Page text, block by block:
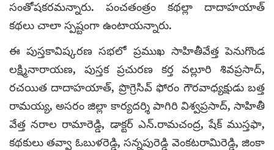
సంతోషకరమన్నారు. పంచతంత్రం కథల్లా దాదాహయాత్‌
కథలు చాలా స్పష్టంగా ఉంటాయన్నారు.
ఈ పుస్తకావిష్కరణ సభలో ప్రముఖ సాహితీవేత్త పెనుగొండ
లక్ష్మినారాయణ, పుస్తక ప్రచురణ కర్త వ‌ల్లూరి శివప్రసాద్‌,
రచయిత దాదాహయాత్‌, ప్రొగ్రెసివ్‌ ఫోరం గౌరవాధ్యక్షుడు బత్త
రామయ్య, అసరం జిల్లా కార్యదర్శి పాగిరి విశ్వప్రసాద్‌, సాహితీ
వేత్త నరాల రామారెడ్డి, డాక్టర్‌ ఎన్‌.రామచంద్ర, షేక్‌ ముస్తఫా,
కథకులు తవ్వా ఓబుళరెడ్డి, సన్నపురెడ్డి వెంకటరామిరెడ్డి, జింకా